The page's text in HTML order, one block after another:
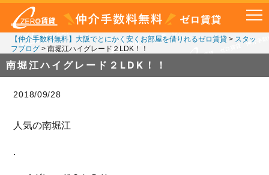
【仲介手数料無料】大阪でとにかく安くお部屋を借りれるゼロ賃貸> スタッ
フブログ> 南堀江ハイグレード２LDK！！
南堀江ハイグレード２LDK！！
2018/09/28
人気の南堀江
.